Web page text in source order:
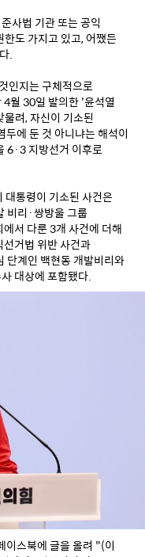
사법 기관 또는 공익
도 가지고 있고, 어쨌든
.
인지는 구체적으로
4월 30일 발의한 '윤석열
려, 자신이 기소된
에 둔 것 아니냐는 해석이
6·3 지방선거 이후로
대통령이 기소된 사건은
비리·쌍방울 그룹
서 다룬 3개 사건에 더해
거법 위반 사건과
단계인 백현동 개발비리와
대상에 포함됐다.
이스북에 글을 올려 "(이